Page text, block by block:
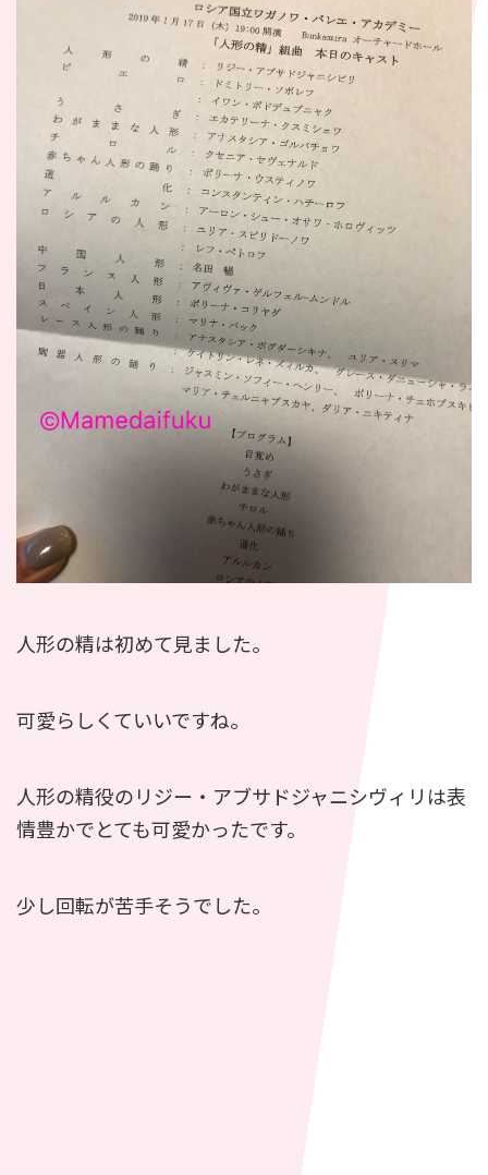
人形の精は初めて見ました。
可愛らしくていいですね。
人形の精役のリジー・アブサドジャニシヴィリは表
情豊かでとても可愛かったです。
少し回転が苦手そうでした。